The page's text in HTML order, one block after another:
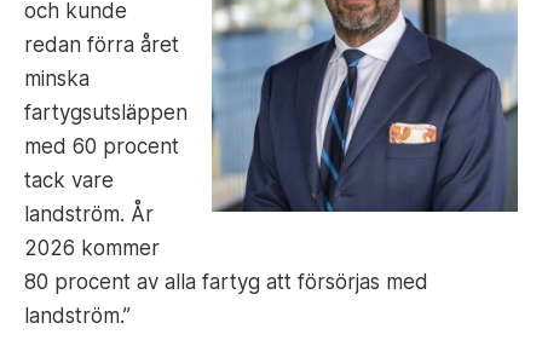
och kunde
redan förra året
minska
fartygsutsläppen
med 60 procent
tack vare
landström. År
2026 kommer
80 procent av alla fartyg att försörjas med
landström.”